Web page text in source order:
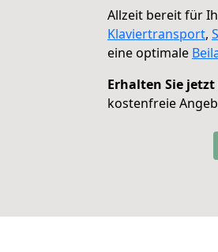
Allzeit bereit für
Klaviertransport,
eine optimale
Erhalten Sie jetzt
kostenfreie